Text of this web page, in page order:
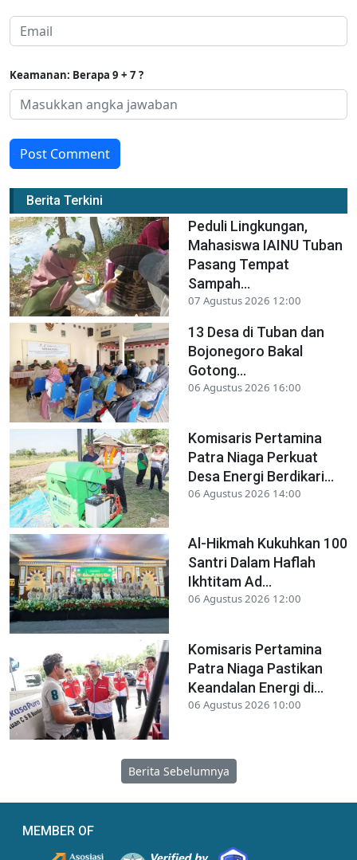
Keamanan: Berapa 9 + 7 ?
Post Comment
Berita Terkini
Peduli Lingkungan,
Mahasiswa IAINU Tuban
Pasang Tempat
Sampah...
07 Agustus 2026 12:00
13 Desa di Tuban dan
Bojonegoro Bakal
Gotong...
06 Agustus 2026 16:00
Komisaris Pertamina
Patra Niaga Perkuat
Desa Energi Berdikari...
06 Agustus 2026 14:00
Al-Hikmah Kukuhkan 100
Santri Dalam Haflah
Ikhtitam Ad...
06 Agustus 2026 12:00
Komisaris Pertamina
Patra Niaga Pastikan
Keandalan Energi di...
06 Agustus 2026 10:00
Berita Sebelumnya
MEMBER OF